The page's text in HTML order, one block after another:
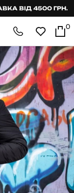
ВІД 4500 ГРН.
0